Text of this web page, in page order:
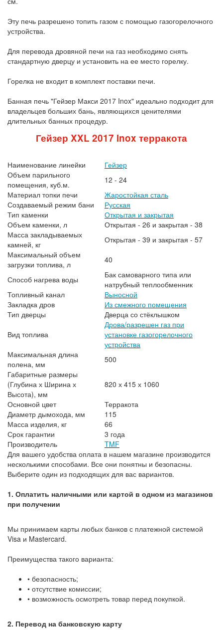
Эту печь разрешено топить газом с помощью газогорелочного
устройства.
Для перевода дровяной печи на газ необходимо снять
стандартную дверцу и установить на ее место горелку.
Горелка не входит в комплект поставки печи.
Банная печь "Гейзер Макси 2017 Inox" идеально подходит для
владельцев больших бань, являющихся ценителями
длительных банных процедур.
Гейзер XXL 2017 Inox терракота
Наименование линейки
Гейзер
Объем парильного
помещения, куб.м.
12 - 24
Материал топки печи
Жаростойкая сталь
Создаваемый режим бани
Русская
Тип каменки
Открытая и закрытая
Объем каменки, л
Открытая - 26 и закрытая - 38
Масса закладываемых
камней, кг
Открытая - 39 и закрытая - 57
Максимальный объем
загрузки топлива, л
40
Способ нагрева воды
Бак самоварного типа или
натрубный теплообменник
Топливный канал
Выносной
Закладка дров
Из смежного помещения
Тип дверцы
Дверца со стёклышком
Вид топлива
Дрова/разрешен газ при
установке газогорелочного
устройства
Максимальная длина
полена, мм
500
Габаритные размеры
(Глубина х Ширина х
Высота), мм
820 х 415 х 1060
Основной цвет
Терракота
Диаметр дымохода, мм
115
Масса изделия, кг
66
Срок гарантии
3 года
Производитель
TMF
Для вашего удобства оплата в нашем магазине производится
несколькими способами. Все они понятны и безопасны.
Выберите один из подходящих для вас вариантов.
1. Оплатить наличными или картой в одном из магазинов
при получении
Мы принимаем карты любых банков с платежной системой
Visa и Mastercard.
Преимущества такого варианта:
• безопасность;
• отсутствие комиссии;
• возможность осмотреть товар перед покупкой.
2. Перевод на банковскую карту